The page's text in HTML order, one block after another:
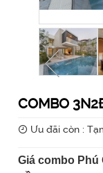
COMBO
Ưu đãi còn :
Giá combo